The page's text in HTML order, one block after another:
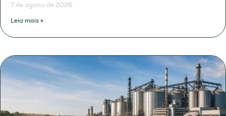
7 de agosto de 2026
Leia mais »